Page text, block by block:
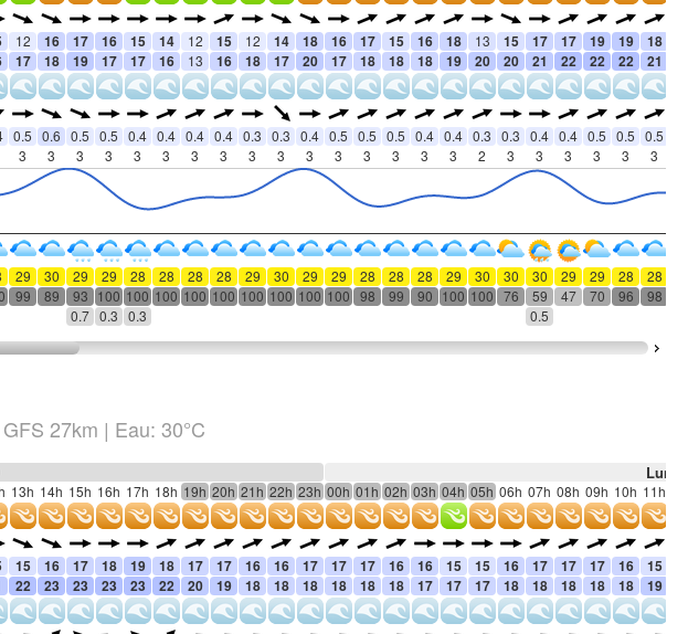
12 16 17 16 15 14 12 15 12 14 18 16 17 15 16 18 13 15 17 17 19 19 18
17 18 19 17 17 16 13 16 18 17 20 17 18 18 18 19 20 20 21 22 22 22 21
0.5 0.6 0.5 0.5 0.4 0.4 0.4 0.4 0.3 0.3 0.4 0.5 0.5 0.5 0.4 0.4 0.3 0.3 0.4 0.4 0.5 0.5 0.5
3 3 3 3 3 3 3 3 3 3 3 3 3 3 3 3 2 3 3 3 3 3 3
29 30 29 29 28 28 28 28 29 30 29 29 28 28 28 29 30 30 30 29 29 28 28
99 89 93 100 100 100 100 100 100 100 100 100 98 99 90 100 100 76 59 47 70 96 98
0.7 0.3 0.3 0.5
27km | Eau: 30°C
Lun
13h 14h 15h 16h 17h 18h 19h 20h 21h 22h 23h 00h 01h 02h 03h 04h 05h 06h 07h 08h 09h 10h 11h
15 16 17 18 19 18 17 17 16 16 17 17 17 16 16 15 15 16 17 17 17 16 15
22 23 23 23 23 22 20 19 18 18 18 18 18 18 17 17 17 18 18 18 18 18 19